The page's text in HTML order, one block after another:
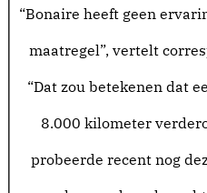
“Bonaire heeft geen
maatregel”, vertelt
“Dat zou betekenen dat
8.000 kilometer
probeerde recent nog